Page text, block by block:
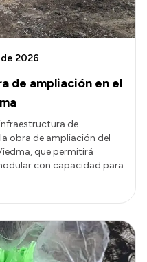
de ampliación en el
2026
de
obra de ampliación del
que permitirá
con capacidad para